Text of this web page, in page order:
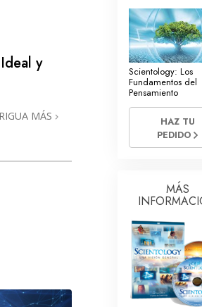
La Comunicación
y
MÁS
Scientology: Los
Fundamentos del
Pensamiento
HAZ TU
PEDIDO
MÁS